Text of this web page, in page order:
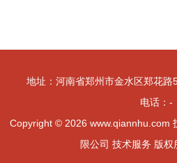
地址：河南省郑州市金水区郑花
电话：-
Copyright © 2026 www.qiannhu.com
限公司 技术服务 版权